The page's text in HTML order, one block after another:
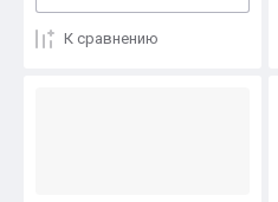
К сравнению